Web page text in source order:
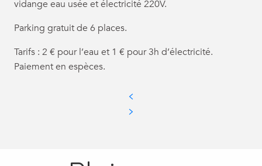
vidange eau usée et électricité 220V.
Parking gratuit de 6 places.
Tarifs : 2 € pour l’eau et 1 € pour 3h d’électricité.
Paiement en espèces.